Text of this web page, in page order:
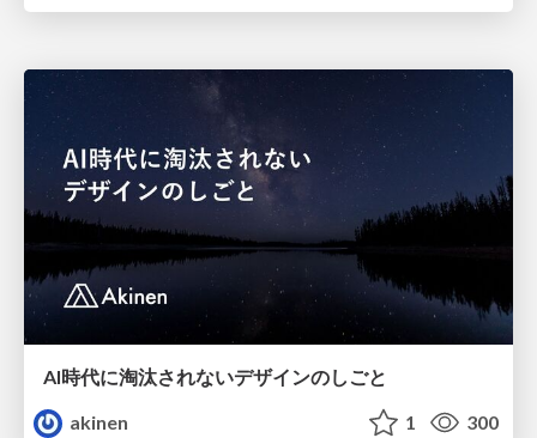
AI時代に淘汰されないデザインのしごと
akinen
1 300